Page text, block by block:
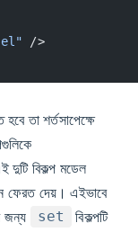
/>
তা শর্তসাপেক্ষে
দুটি বিকল্প মডেল
ফেরত দেয়। এইভাবে
জন্য set
বিকল্পটি